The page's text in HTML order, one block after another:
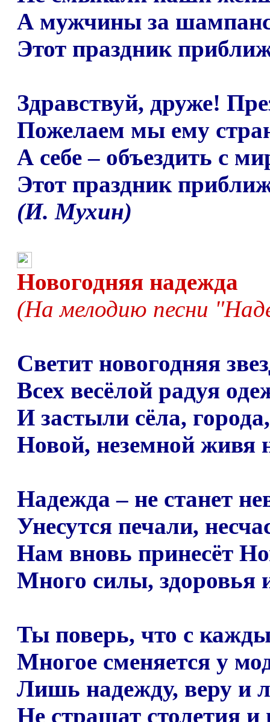
А мужчины за
Этот праздник
Здравствуй, друже!
Пожелаем мы ему
А себе– объездить с
Этот праздник
(И. Мухин)
Новогодняя надежда
(На мелодию песни
Светит новогодняя
Всех весёлой радуя
И застыли сёла, города,
Новой, неземной живя
Надежда– не станет
Унесутся печали,
Нам вновь принесёт
Много силы, здоровья
Ты поверь, что с
Многое сменяется у
Лишь надежду, веру и
Не страшат столетия и